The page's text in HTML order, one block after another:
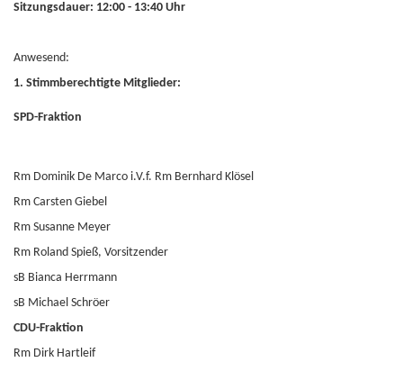
Sitzungsdauer: 12:00 - 13:40 Uhr
Anwesend:
1. Stimmberechtigte Mitglieder:
SPD-Fraktion
Rm Dominik De Marco i.V.f. Rm Bernhard Klösel
Rm Carsten Giebel
Rm Susanne Meyer
Rm Roland Spieß, Vorsitzender
sB Bianca Herrmann
sB Michael Schröer
CDU-Fraktion
Rm Dirk Hartleif